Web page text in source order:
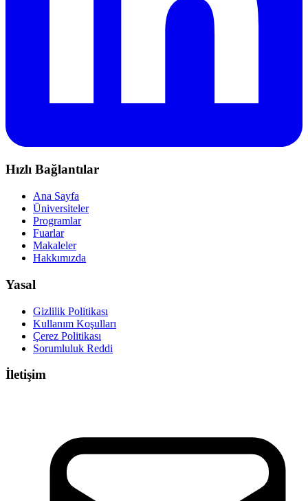
Hızlı Bağlantılar
Ana Sayfa
Üniversiteler
Programlar
Fuarlar
Makaleler
Hakkımızda
Yasal
Gizlilik Politikası
Kullanım Koşulları
Çerez Politikası
Sorumluluk Reddi
İletişim